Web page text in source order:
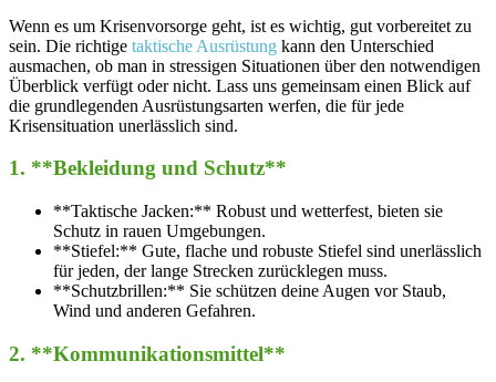
Wenn es um Krisenvorsorge geht, ist es wichtig, gut vorbereitet zu
sein. Die richtige taktische Ausrüstung kann den Unterschied
ausmachen, ob man in stressigen Situationen über den notwendigen
Überblick verfügt oder nicht. Lass uns gemeinsam einen Blick auf
die grundlegenden Ausrüstungsarten werfen, die für jede
Krisensituation unerlässlich sind.
1. **Bekleidung und Schutz**
**Taktische Jacken:** Robust und wetterfest, bieten sie
Schutz in rauen Umgebungen.
**Stiefel:** Gute, flache und robuste Stiefel sind unerlässlich
für jeden, der lange Strecken zurücklegen muss.
**Schutzbrillen:** Sie schützen deine Augen vor Staub,
Wind und anderen Gefahren.
2. **Kommunikationsmittel**